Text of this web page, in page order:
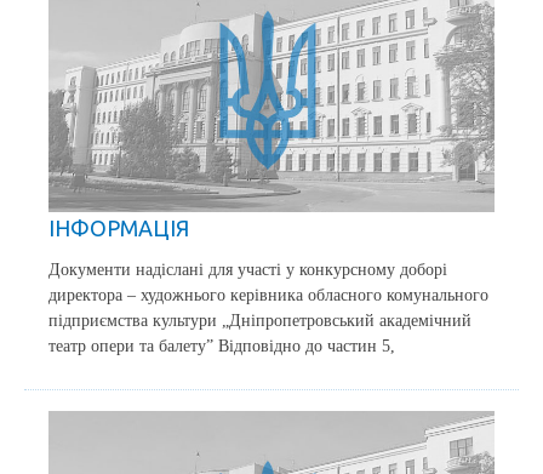
ІНФОРМАЦІЯ
Документи надіслані для участі у конкурсному доборі
директора – художнього керівника обласного комунального
підприємства культури „Дніпропетровський академічний
театр опери та балету” Відповідно до частин 5,